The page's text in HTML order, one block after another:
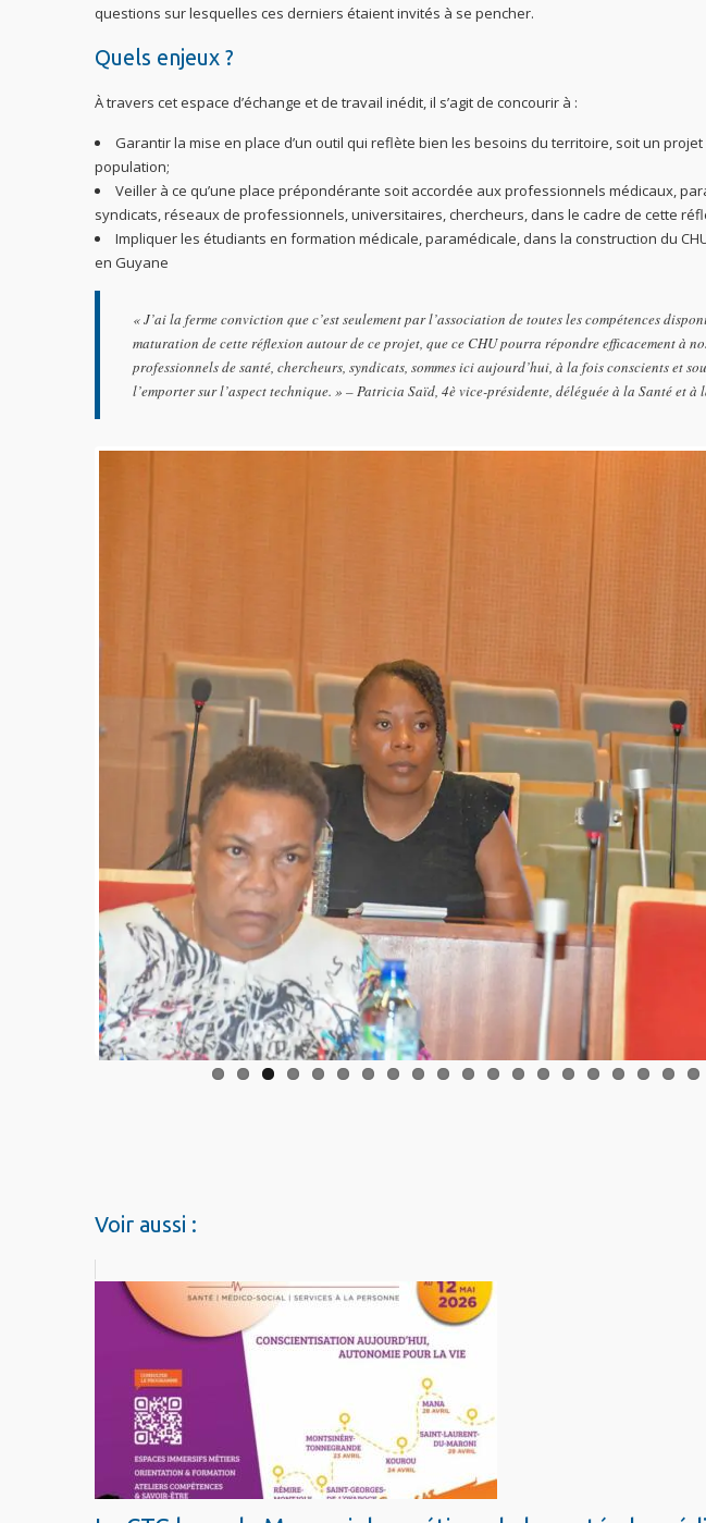
questions sur lesquelles ces derniers étaient invités à se pencher.
Quels enjeux ?
À travers cet espace d’échange et de travail inédit, il s’agit de concourir à :
Garantir la mise en place d’un outil qui reflète bien les besoins du territoire, soit un
population;
Veiller à ce qu’une place prépondérante soit accordée aux professionnels médicaux,
syndicats, réseaux de professionnels, universitaires, chercheurs, dans le cadre de cette
Impliquer les étudiants en formation médicale, paramédicale, dans la construction du
en Guyane
« J’ai la ferme conviction que c’est seulement par l’association de toutes les compétences
maturation de cette réflexion autour de ce projet, que ce CHU pourra répondre efficacement à
professionnels de santé, chercheurs, syndicats, sommes ici aujourd’hui, à la fois conscients et
l’emporter sur l’aspect technique. » – Patricia Saïd, 4è vice-présidente, déléguée à la Santé et
Voir aussi :